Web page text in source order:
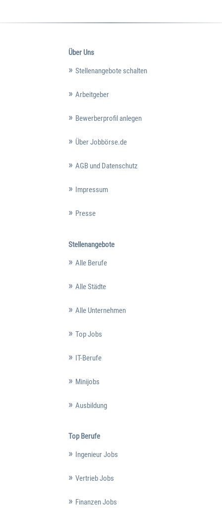
Über Uns
Stellenangebote schalten
Arbeitgeber
Bewerberprofil anlegen
Über Jobbörse.de
AGB und Datenschutz
Impressum
Presse
Stellenangebote
Alle Berufe
Alle Städte
Alle Unternehmen
Top Jobs
IT-Berufe
Minijobs
Ausbildung
Top Berufe
Ingenieur Jobs
Vertrieb Jobs
Finanzen Jobs